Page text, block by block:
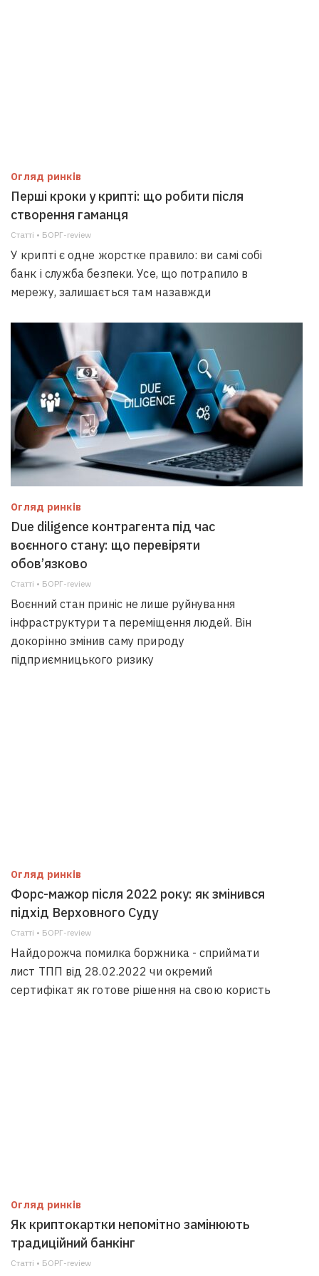
Огляд ринків
Перші кроки у крипті: що робити після
створення гаманця
Статті • БОРГ-review
У крипті є одне жорстке правило: ви самі собі
банк і служба безпеки. Усе, що потрапило в
мережу, залишається там назавжди
Огляд ринків
Due diligence контрагента під час
воєнного стану: що перевіряти
обов’язково
Статті • БОРГ-review
Воєнний стан приніс не лише руйнування
інфраструктури та переміщення людей. Він
докорінно змінив саму природу
підприємницького ризику
Огляд ринків
Форс-мажор після 2022 року: як змінився
підхід Верховного Суду
Статті • БОРГ-review
Найдорожча помилка боржника - сприймати
лист ТПП від 28.02.2022 чи окремий
сертифікат як готове рішення на свою користь
Огляд ринків
Як криптокартки непомітно замінюють
традиційний банкінг
Статті • БОРГ-review